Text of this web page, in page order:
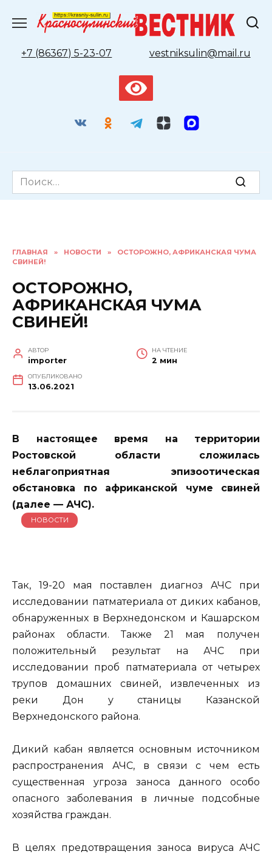
содержанию
+7 (86367) 5-23-07
vestniksulin@mail.ru
Search
for:
ГЛАВНАЯ » НОВОСТИ »
ОСТОРОЖНО, АФРИКАНСКАЯ ЧУМА
СВИНЕЙ!
ОСТОРОЖНО,
АФРИКАНСКАЯ ЧУМА
СВИНЕЙ!
АВТОР
importer
НА ЧТЕНИЕ
2 мин
ОПУБЛИКОВАНО
13.06.2021
В настоящее время на территории
Ростовской области сложилась
неблагоприятная эпизоотическая
обстановка по африканской чуме свиней
(далее — АЧС).
НОВОСТИ
Так, 19-20 мая поставлен диагноз АЧС при
исследовании патматериала от диких кабанов,
обнаруженных в Верхнедонском и Кашарском
районах области. Также 21 мая получен
положительный результат на АЧС при
исследовании проб патматериала от четырех
трупов домашних свиней, извлеченных из
реки Дон у станицы Казанской
Верхнедонского района.
Дикий кабан является основным источником
распространения АЧС, в связи с чем есть
существенная угроза заноса данного особо
опасного заболевания в личные подсобные
хозяйства граждан.
В целях предотвращения заноса вируса АЧС